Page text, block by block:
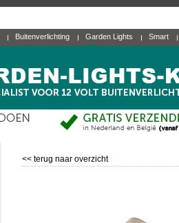
Buitenverlichting Garden Lights Smart
<< terug naar overzicht